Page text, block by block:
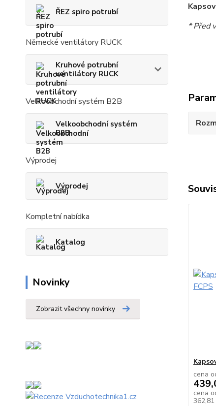
ŘEZ spiro potrubí
Německé ventilátory RUCK
Kruhové potrubní
ventilátory RUCK
Velkoobchodní systém B2B
Velkoobchodní systém
B2B
Výprodej
Výprodej
Kompletní nabídka
Katalog
Novinky
Zobrazit všechny novinky
* Před
cena
cena
362,81